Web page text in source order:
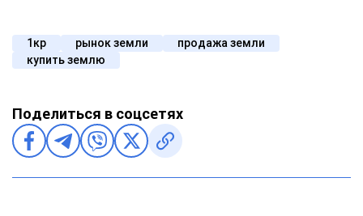
1кр рынок земли
продажа земли
купить землю
Поделиться в соцсетях